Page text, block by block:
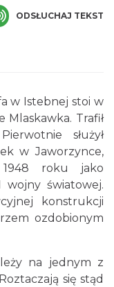
ODSŁUCHAJ TEKST
w Istebnej stoi w
Mlaskawka. Trafił
służył
w Jaworzynce,
roku jako
wojny światowej.
konstrukcji
ozdobionym
leży na jednym z
się stąd